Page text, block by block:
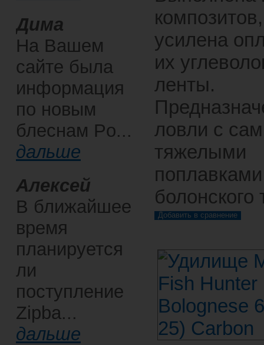
Дима
На Вашем
сайте была
информация
по новым
блеснам Po...
дальше
Алексей
В ближайшее
время
планируется
ли
поступление
Zipba...
дальше
композитов,
усилена
их
ленты.
ловли с
тяжелыми
поплавками
болонского